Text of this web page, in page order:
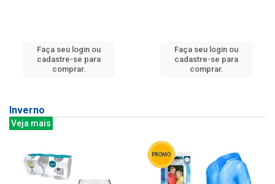
Faça seu login ou
cadastre-se para
comprar.
Faça seu login ou
cadastre-se para
comprar.
Inverno
Veja mais